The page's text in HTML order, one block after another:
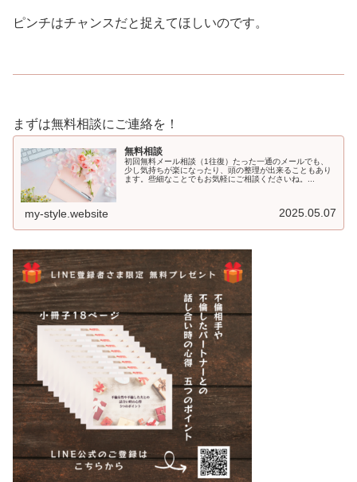
ピンチはチャンスだと捉えてほしいのです。
まずは無料相談にご連絡を！
無料相談
初回無料メール相談（1往復）たった一通のメールでも、
少し気持ちが楽になったり、頭の整理が出来ることもあり
ます。些細なことでもお気軽にご相談くださいね。...
my-style.website 2025.05.07